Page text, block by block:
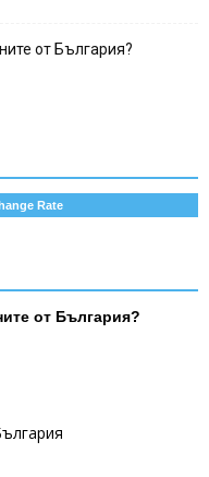
от България?
Rate
от България?